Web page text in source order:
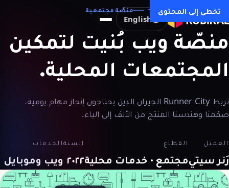
تخطى إلى المحتوى
English
كل دراسات الحالة → منصّة مجتمعية
منصّة ويب بُنيت لتمكين
المجتمعات المحلية.
تربط Runner City الجيران الذين يحتاجون إنجاز مهام يومية،
صمّمنا وهندسنا المنتج من الألف إلى الياء.
العميل
رَنر سيتي
القطاع
مجتمع · خدمات محلية
السنة
٢٠٢٢
الخدمات
ويب وموبايل